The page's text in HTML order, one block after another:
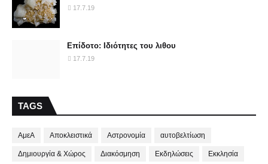
17.7.19
Επίδοτο: Ιδιότητες του λιθου
17.7.19
TAGS
ΑμεΑ Αποκλειστικά Αστρονομία αυτοβελτίωση
Δημιουργία & Χώρος Διακόσμηση Εκδηλώσεις Εκκλησία